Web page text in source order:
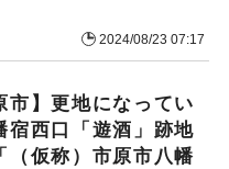
2024/08/23 07:17
市】更地になってい
宿西口「遊酒」跡地
（仮称）市原市八幡